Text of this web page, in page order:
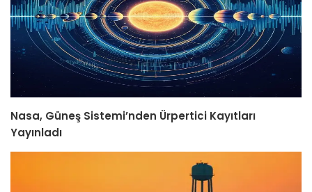
Nasa, Güneş Sistemi’nden Ürpertici Kayıtları
Yayınladı